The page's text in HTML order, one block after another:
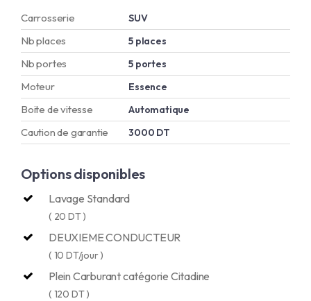
Carrosserie SUV
Nb places 5 places
Nb portes 5 portes
Moteur Essence
Boite de vitesse Automatique
Caution de garantie 3000 DT
Options disponibles
Lavage Standard
( 20 DT )
DEUXIEME CONDUCTEUR
( 10 DT/jour )
Plein Carburant catégorie Citadine
( 120 DT )